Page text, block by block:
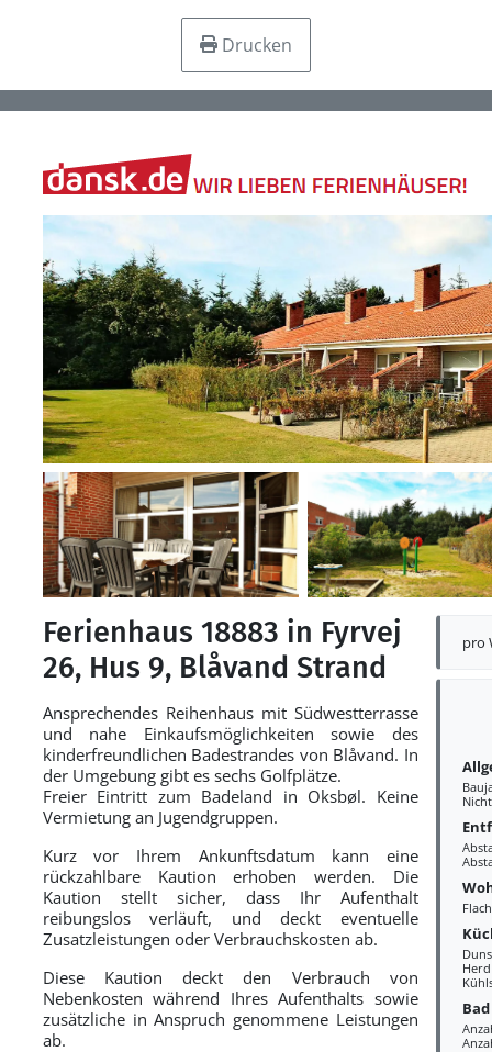
Drucken
pro
Herd
Bad
Ferienhaus 18883 in Fyrvej
26, Hus 9, Blåvand Strand
Ansprechendes Reihenhaus mit Südwestterrasse
und nahe Einkaufsmöglichkeiten sowie des
kinderfreundlichen Badestrandes von Blåvand. In
der Umgebung gibt es sechs Golfplätze.
Freier Eintritt zum Badeland in Oksbøl. Keine
Vermietung an Jugendgruppen.
Kurz vor Ihrem Ankunftsdatum kann eine
rückzahlbare Kaution erhoben werden. Die
Kaution stellt sicher, dass Ihr Aufenthalt
reibungslos verläuft, und deckt eventuelle
Zusatzleistungen oder Verbrauchskosten ab.
Diese Kaution deckt den Verbrauch von
Nebenkosten während Ihres Aufenthalts sowie
zusätzliche in Anspruch genommene Leistungen
ab.